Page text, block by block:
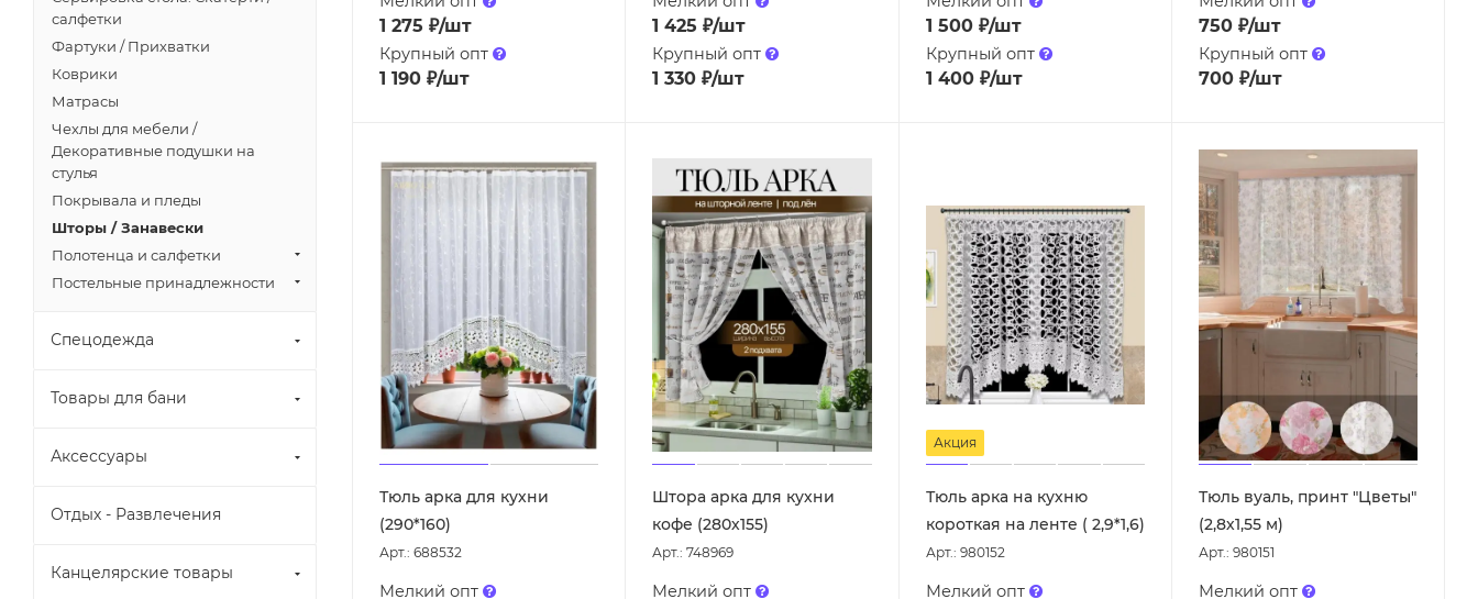
1 275 ₽/шт
Крупный опт
1 190 ₽/шт
1 425 ₽/шт
Крупный опт
1 330 ₽/шт
1 500₽/шт
Крупный опт
1 400₽/шт
750₽/шт
Крупный опт
700₽/шт
Тюль арка для кухни
(290*160)
Арт.: 688532
Мелкий опт
Штора арка для кухни
кофе (280х155)
Арт.: 748969
Мелкий опт
Акция
Тюль арка на кухню
короткая на ленте ( 2,9*1,6)
Арт.: 980152
Мелкий опт
Тюль вуаль, принт "Цветы"
(2,8х1,55 м)
Арт.: 980151
Мелкий опт
салфетки
Фартуки / Прихватки
Коврики
Матрасы
Чехлы для мебели /
Декоративные подушки на
стулья
Покрывала и пледы
Шторы / Занавески
Полотенца и салфетки
Постельные принадлежности
Спецодежда
Товары для бани
Аксессуары
Отдых - Развлечения
Канцелярские товары